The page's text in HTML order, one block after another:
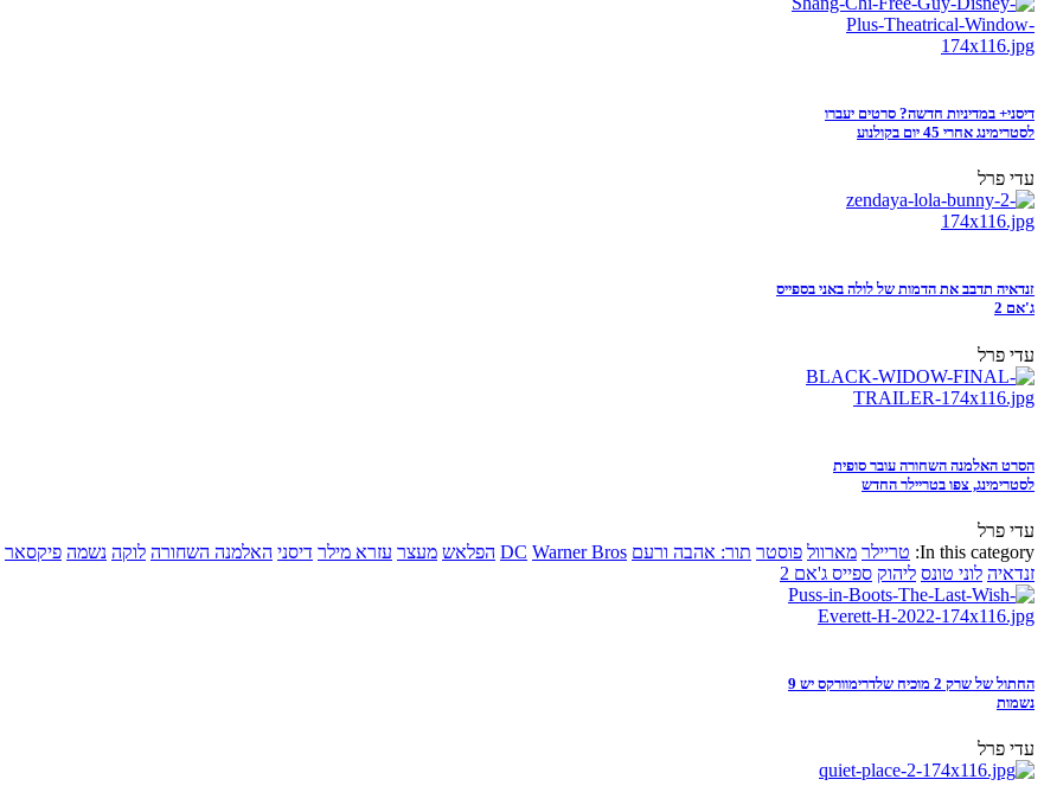
דיסני+ במדיניות חדשה? סרטים יעברו
לסטרימינג אחרי 45 יום בקולנוע
עדי פרל
זנדאיה תדבב את הדמות של לולה באני בספייס
ג'אם 2
עדי פרל
הסרט האלמנה השחורה עובר סופית
לסטרימינג, צפו בטריילר החדש
עדי פרל
In this category: טריילר מארוול פוסטר תור: אהבה ורעם DC Warner Bros הפלאש מעצר עזרא מילר דיסני האלמנה השחורה לוקה נשמה פיקסאר
זנדאיה לוני טונס ליהוק ספייס ג'אם 2
החתול של שרק 2 מוכיח שלדרימוורקס יש 9
נשמות
עדי פרל